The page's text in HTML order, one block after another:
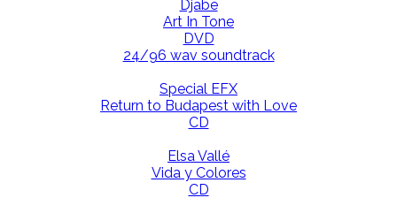
Djabe
Art In Tone
DVD
24/96 wav soundtrack
Special EFX
Return to Budapest with Love
CD
Elsa Vallé
Vida y Colores
CD